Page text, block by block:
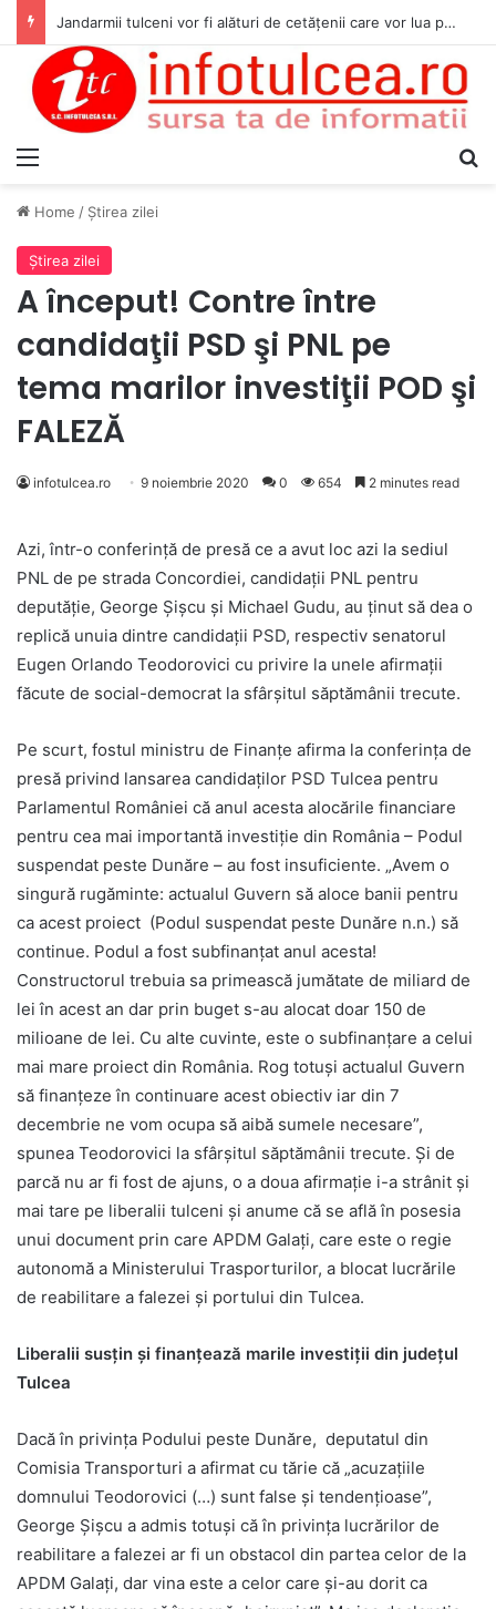
Jandarmii tulceni vor fi alături de cetățenii care vor lua parte la Festivalul Folk Țestos
Home / Ştirea zilei
Ştirea zilei
A început! Contre între
candidaţii PSD şi PNL pe
tema marilor investiţii POD şi
FALEZĂ
infotulcea.ro 9 noiembrie 2020 0 654 2 minutes read
Azi, într-o conferinţă de presă ce a avut loc azi la sediul
PNL de pe strada Concordiei, candidaţii PNL pentru
deputăţie, George Şişcu şi Michael Gudu, au ţinut să dea o
replică unuia dintre candidaţii PSD, respectiv senatorul
Eugen Orlando Teodorovici cu privire la unele afirmaţii
făcute de social-democrat la sfârşitul săptămânii trecute.
Pe scurt, fostul ministru de Finanţe afirma la conferinţa de
presă privind lansarea candidaţilor PSD Tulcea pentru
Parlamentul României că anul acesta alocările financiare
pentru cea mai importantă investiţie din România – Podul
suspendat peste Dunăre – au fost insuficiente. „Avem o
singură rugăminte: actualul Guvern să aloce banii pentru
ca acest proiect (Podul suspendat peste Dunăre n.n.) să
continue. Podul a fost subfinanţat anul acesta!
Constructorul trebuia sa primească jumătate de miliard de
lei în acest an dar prin buget s-au alocat doar 150 de
milioane de lei. Cu alte cuvinte, este o subfinanţare a celui
mai mare proiect din România. Rog totuşi actualul Guvern
să finanţeze în continuare acest obiectiv iar din 7
decembrie ne vom ocupa să aibă sumele necesare”,
spunea Teodorovici la sfârşitul săptămânii trecute. Şi de
parcă nu ar fi fost de ajuns, o a doua afirmaţie i-a strânit şi
mai tare pe liberalii tulceni şi anume că se află în posesia
unui document prin care APDM Galaţi, care este o regie
autonomă a Ministerului Trasporturilor, a blocat lucrările
de reabilitare a falezei şi portului din Tulcea.
Liberalii susţin şi finanţează marile investiţii din judeţul
Tulcea
Dacă în privinţa Podului peste Dunăre, deputatul din
Comisia Transporturi a afirmat cu tărie că „acuzaţiile
domnului Teodorovici (…) sunt false şi tendenţioase”,
George Şişcu a admis totuşi că în privinţa lucrărilor de
reabilitare a falezei ar fi un obstacol din partea celor de la
APDM Galaţi, dar vina este a celor care şi-au dorit ca